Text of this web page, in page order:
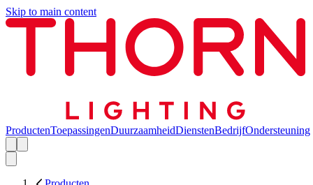
Skip to main content
ProductenToepassingenDuurzaamheidDienstenBedrijfOndersteuning